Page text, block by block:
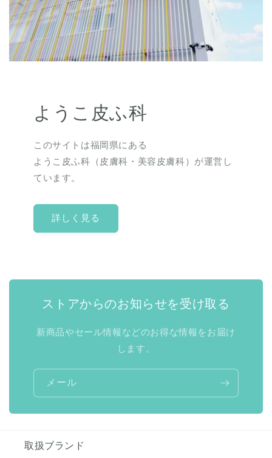
ようこ皮ふ科
このサイトは福岡県にある
ようこ皮ふ科（皮膚科・美容皮膚科）が運営し
ています。
詳しく見る
ストアからのお知らせを受け取る
新商品やセール情報などのお得な情報をお届け
します。
メール
取扱ブランド